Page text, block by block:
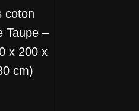
coton
Taupe –
x 200 x
cm)